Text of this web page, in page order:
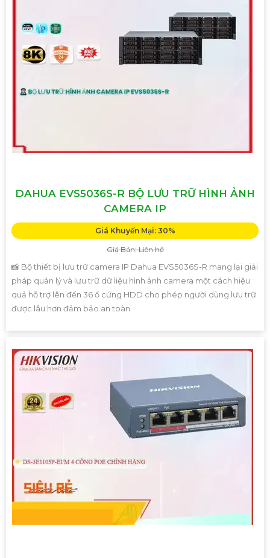
DAHUA EVS5036S-R BỘ LƯU TRỮ HÌNH ẢNH
CAMERA IP
Giá Khuyến Mại: 30%
Giá Bán: Liên hệ
📸 Bộ thiết bị lưu trữ camera IP Dahua EVS5036S-R mang lại giải
pháp quản lý và lưu trữ dữ liệu hình ảnh camera một cách hiệu
quả hỗ trợ lên đến 36 ổ cứng HDD cho phép người dùng lưu trữ
được lâu hơn đảm bảo an toàn